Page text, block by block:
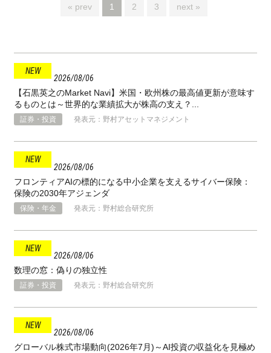
« prev 1 2 3 next »
2026 08 06
【石黒英之のMarket Navi】米国・欧州株の最高値更新が意味す
るものとは～世界的な業績拡大が株高の支え？...
証券・投資 発表元：野村アセットマネジメント
2026 08 06
フロンティアAIの標的になる中小企業を支えるサイバー保険：
保険の2030年アジェンダ
保険・年金 発表元：野村総合研究所
2026 08 06
数理の窓：偽りの独立性
証券・投資 発表元：野村総合研究所
2026 08 06
グローバル株式市場動向(2026年7月)～AI投資の収益化を見極め